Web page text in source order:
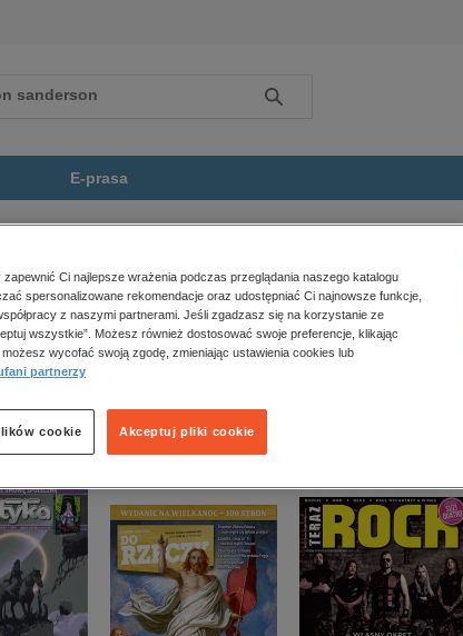
Szukaj
E-prasa
informacyjne
Ci najlepsze wrażenia podczas przeglądania naszego katalogu
spersonalizowane rekomendacje oraz udostępniać Ci najnowsze funkcje,
z naszymi partnerami. Jeśli zgadzasz się na korzystanie ze
wszystkie”. Możesz również dostosować swoje preferencje, klikając
możesz wycofać swoją zgodę, zmieniając ustawienia cookies lub
partnerzy
Akceptuj pliki cookie
cookie